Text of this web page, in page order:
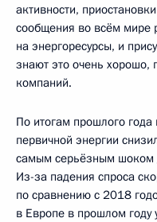
активности,
сообщения во всём мире
на энергоресурсы, и
знают это очень хорошо,
компаний.
По итогам прошлого
первичной энергии
самым серьёзным шоком
Из-за падения спроса
по сравнению с 2018
в Европе в прошлом году